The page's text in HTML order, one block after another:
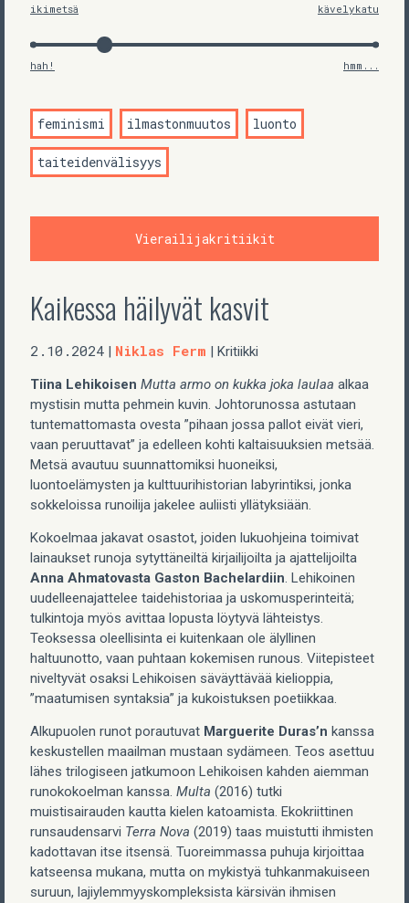
ikimetsä kävelykatu
hah! hmm...
feminismi ilmastonmuutos luonto
taiteidenvälisyys
Vierailijakritiikit
Kaikessa häilyvät kasvit
2.10.2024 | Niklas Ferm | Kritiikki
Tiina Lehikoisen Mutta armo on kukka joka laulaa alkaa
mystisin mutta pehmein kuvin. Johtorunossa astutaan
tuntemattomasta ovesta ”pihaan jossa pallot eivät vieri,
vaan peruuttavat” ja edelleen kohti kaltaisuuksien metsää.
Metsä avautuu suunnattomiksi huoneiksi,
luontoelämysten ja kulttuurihistorian labyrintiksi, jonka
sokkeloissa runoilija jakelee auliisti yllätyksiään.
Kokoelmaa jakavat osastot, joiden lukuohjeina toimivat
lainaukset runoja sytyttäneiltä kirjailijoilta ja ajattelijoilta
Anna Ahmatovasta Gaston Bachelardiin. Lehikoinen
uudelleenajattelee taidehistoriaa ja uskomusperinteitä;
tulkintoja myös avittaa lopusta löytyvä lähteistys.
Teoksessa oleellisinta ei kuitenkaan ole älyllinen
haltuunotto, vaan puhtaan kokemisen runous. Viitepisteet
niveltyvät osaksi Lehikoisen säväyttävää kielioppia,
”maatumisen syntaksia” ja kukoistuksen poetiikkaa.
Alkupuolen runot porautuvat Marguerite Duras’n kanssa
keskustellen maailman mustaan sydämeen. Teos asettuu
lähes trilogiseen jatkumoon Lehikoisen kahden aiemman
runokokoelman kanssa. Multa (2016) tutki
muistisairauden kautta kielen katoamista. Ekokriittinen
runsaudensarvi Terra Nova (2019) taas muistutti ihmisten
kadottavan itse itsensä. Tuoreimmassa puhuja kirjoittaa
katseensa mukana, mutta on mykistyä tuhkanmakuiseen
suruun, lajiylemmyyskompleksista kärsivän ihmisen